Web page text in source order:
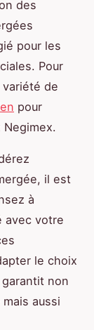
des
pour les
Pour
de
pour
il est
à
avec votre
le choix
non
aussi